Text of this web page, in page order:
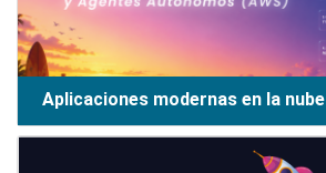
Aplicaciones modernas en la nube